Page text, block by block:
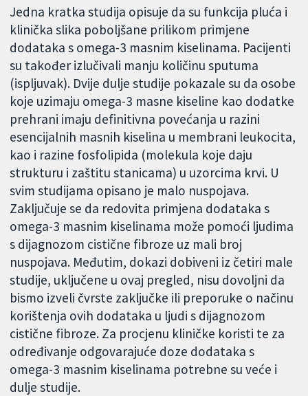
Jedna kratka studija opisuje da su funkcija pluća i
klinička slika poboljšane prilikom primjene
dodataka s omega-3 masnim kiselinama. Pacijenti
su također izlučivali manju količinu sputuma
(ispljuvak). Dvije dulje studije pokazale su da osobe
koje uzimaju omega-3 masne kiseline kao dodatke
prehrani imaju definitivna povećanja u razini
esencijalnih masnih kiselina u membrani leukocita,
kao i razine fosfolipida (molekula koje daju
strukturu i zaštitu stanicama) u uzorcima krvi. U
svim studijama opisano je malo nuspojava.
Zaključuje se da redovita primjena dodataka s
omega-3 masnim kiselinama može pomoći ljudima
s dijagnozom cistične fibroze uz mali broj
nuspojava. Međutim, dokazi dobiveni iz četiri male
studije, uključene u ovaj pregled, nisu dovoljni da
bismo izveli čvrste zaključke ili preporuke o načinu
korištenja ovih dodataka u ljudi s dijagnozom
cistične fibroze. Za procjenu kliničke koristi te za
određivanje odgovarajuće doze dodataka s
omega-3 masnim kiselinama potrebne su veće i
dulje studije.